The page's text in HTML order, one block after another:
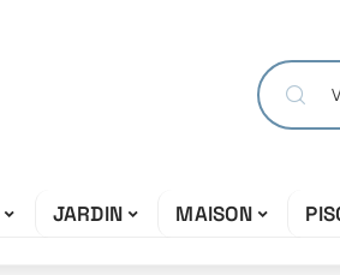
JARDIN MAISON